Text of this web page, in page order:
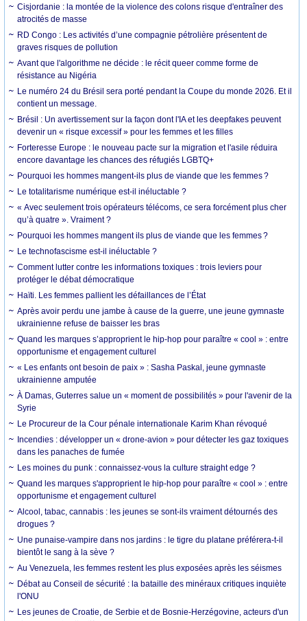
Cisjordanie : la montée de la violence des colons risque d'entraîner des
atrocités de masse
RD Congo : Les activités d’une compagnie pétrolière présentent de
graves risques de pollution
Avant que l'algorithme ne décide : le récit queer comme forme de
résistance au Nigéria
Le numéro 24 du Brésil sera porté pendant la Coupe du monde 2026. Et il
contient un message.
Brésil : Un avertissement sur la façon dont l'IA et les deepfakes peuvent
devenir un « risque excessif » pour les femmes et les filles
Forteresse Europe : le nouveau pacte sur la migration et l'asile réduira
encore davantage les chances des réfugiés LGBTQ+
Pourquoi les hommes mangent-ils plus de viande que les femmes ?
Le totalitarisme numérique est-il inéluctable ?
« Avec seulement trois opérateurs télécoms, ce sera forcément plus cher
qu’à quatre ». Vraiment ?
Pourquoi les hommes mangent ils plus de viande que les femmes ?
Le technofascisme est-il inéluctable ?
Comment lutter contre les informations toxiques : trois leviers pour
protéger le débat démocratique
Haïti. Les femmes pallient les défaillances de l’État
Après avoir perdu une jambe à cause de la guerre, une jeune gymnaste
ukrainienne refuse de baisser les bras
Quand les marques s’approprient le hip-hop pour paraître « cool » : entre
opportunisme et engagement culturel
« Les enfants ont besoin de paix » : Sasha Paskal, jeune gymnaste
ukrainienne amputée
À Damas, Guterres salue un « moment de possibilités » pour l'avenir de la
Syrie
Le Procureur de la Cour pénale internationale Karim Khan révoqué
Incendies : développer un « drone-avion » pour détecter les gaz toxiques
dans les panaches de fumée
Les moines du punk : connaissez-vous la culture straight edge ?
Quand les marques s'approprient le hip-hop pour paraître « cool » : entre
opportunisme et engagement culturel
Alcool, tabac, cannabis : les jeunes se sont-ils vraiment détournés des
drogues ?
Une punaise-vampire dans nos jardins : le tigre du platane préférera-t-il
bientôt le sang à la sève ?
Au Venezuela, les femmes restent les plus exposées après les séismes
Débat au Conseil de sécurité : la bataille des minéraux critiques inquiète
l'ONU
Les jeunes de Croatie, de Serbie et de Bosnie-Herzégovine, acteurs d'un